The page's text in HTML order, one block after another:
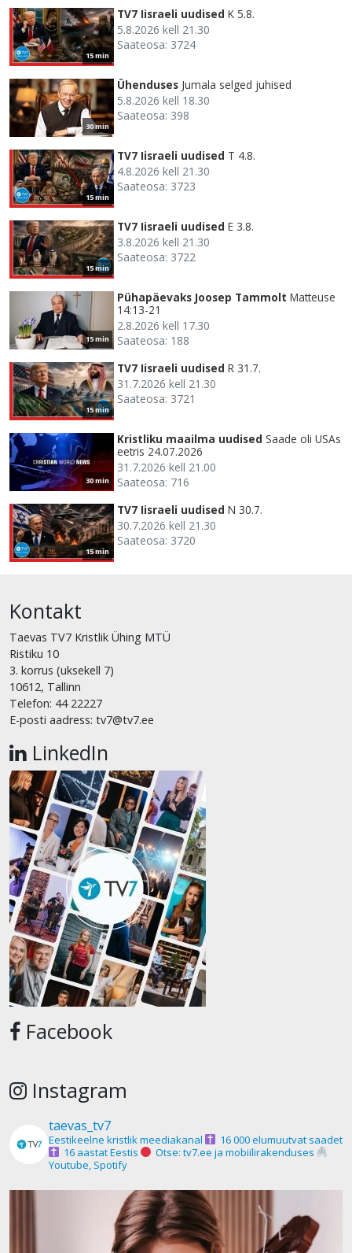
15 min
TV7 Iisraeli uudised K 5.8.
5.8.2026 kell 21.30
Saateosa: 3724
30 min
Ühenduses Jumala selged juhised
5.8.2026 kell 18.30
Saateosa: 398
15 min
TV7 Iisraeli uudised T 4.8.
4.8.2026 kell 21.30
Saateosa: 3723
15 min
TV7 Iisraeli uudised E 3.8.
3.8.2026 kell 21.30
Saateosa: 3722
15 min
Pühapäevaks Joosep Tammolt Matteuse
14:13-21
2.8.2026 kell 17.30
Saateosa: 188
15 min
TV7 Iisraeli uudised R 31.7.
31.7.2026 kell 21.30
Saateosa: 3721
30 min
Kristliku maailma uudised Saade oli USAs
eetris 24.07.2026
31.7.2026 kell 21.00
Saateosa: 716
15 min
TV7 Iisraeli uudised N 30.7.
30.7.2026 kell 21.30
Saateosa: 3720
Kontakt
Taevas TV7 Kristlik Ühing MTÜ
Ristiku 10
3. korrus (uksekell 7)
10612, Tallinn
Telefon: 44 22227
E-posti aadress: tv7@tv7.ee
LinkedIn
Facebook
Instagram
taevas_tv7
Eestikeelne kristlik meediakanal
16 000 elumuutvat saadet
16 aastat Eestis
Otse: tv7.ee ja mobiilirakenduses
Youtube, Spotify